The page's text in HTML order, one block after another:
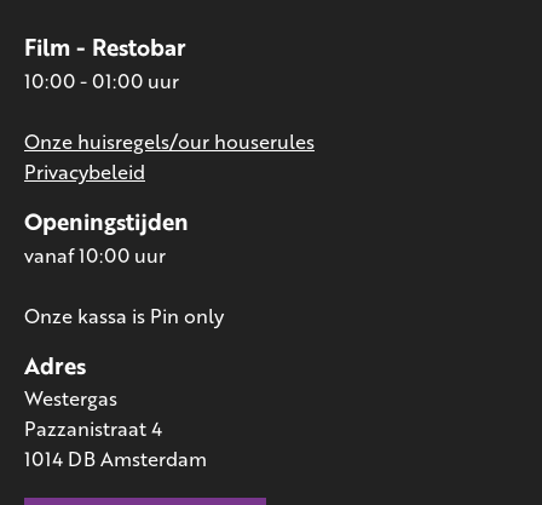
Adres
Westergas
Pazzanistraat 4
1014 DB Amsterdam
Openingstijden
vanaf 10:00 uur
Onze kassa is Pin only
Film - Restobar
10:00 - 01:00 uur
Onze huisregels/our houserules
Privacybeleid